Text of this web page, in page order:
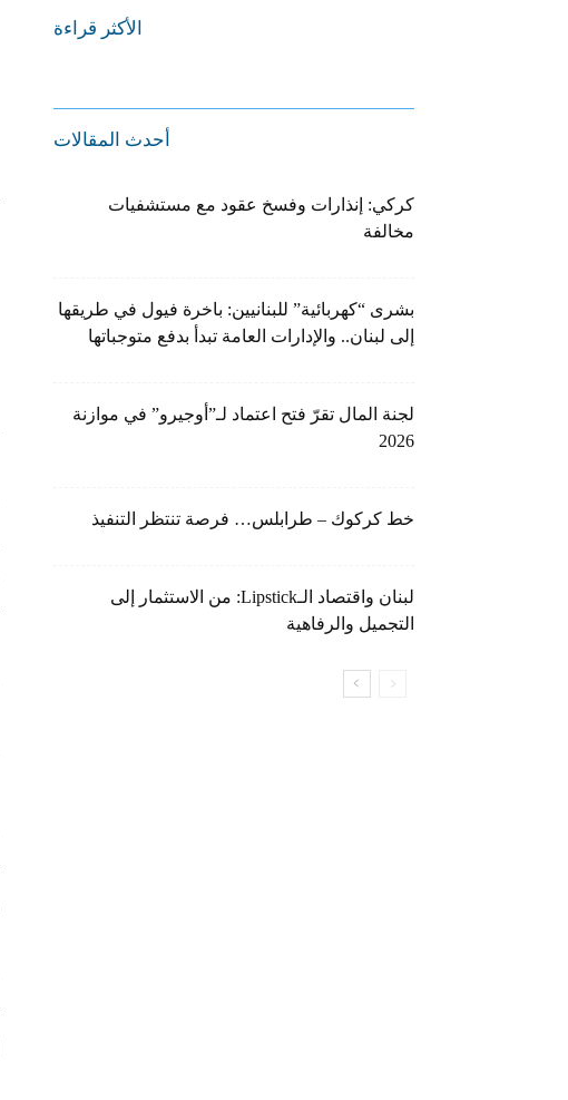
الأكثر قراءة
أحدث المقالات
كركي: إنذارات وفسخ عقود مع مستشفيات
مخالفة
بشرى “كهربائية” للبنانيين: باخرة فيول في طريقها
إلى لبنان.. والإدارات العامة تبدأ بدفع متوجباتها
لجنة المال تقرّ فتح اعتماد لـ”أوجيرو” في موازنة
2026
خط كركوك – طرابلس… فرصة تنتظر التنفيذ
لبنان واقتصاد الـLipstick: من الاستثمار إلى
التجميل والرفاهية